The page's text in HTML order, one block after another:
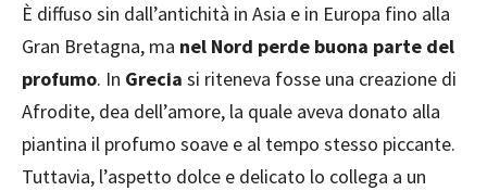
È diffuso sin dall’antichità in Asia e in Europa fino alla
Gran Bretagna, ma nel Nord perde buona parte del
profumo. In Grecia si riteneva fosse una creazione di
Afrodite, dea dell’amore, la quale aveva donato alla
piantina il profumo soave e al tempo stesso piccante.
Tuttavia, l’aspetto dolce e delicato lo collega a un